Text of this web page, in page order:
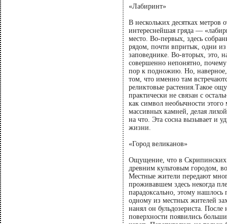
«Лабиринт»
В нескольких десятках метров
интереснейшая гряда —
место. Во-первых, здесь
рядом, почти впритык, одни
заповеднике. Во-вторых, это,
совершенно непонятно,
пор к подножию. Но, наверное,
том, что именно там
реликтовые растения.Такое
практически не связан с
как символ необычности
массивных камней, делая
на что. Эта сосна вызывает и
жизни.
«Город великанов»
Ощущение, что в Скрипинских
древним культовым городом,
Местные жители передают
проживавшем здесь некогда
парадоксально, этому
одному из местных жителей
нанял он бульдозериста. После
поверхности появились